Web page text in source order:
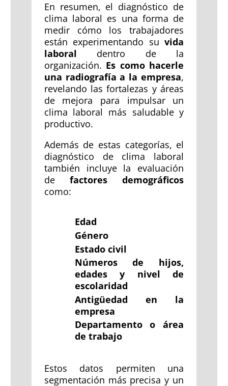
En resumen, el diagnóstico de
clima laboral es una forma de
medir cómo los trabajadores
están experimentando suvida
laboral dentro de la
organización. Es como hacerle
una radiografía a la empresa,
revelando las fortalezas y áreas
de mejora para impulsar un
clima laboral más saludable y
productivo.
Además de estas categorías, el
diagnóstico de clima laboral
también incluye la evaluación
de factores demográficos
como:
Edad
Género
Estado civil
Números de hijos,
edades y nivel de
escolaridad
Antigüedad en la
empresa
Departamento o área
de trabajo
Estos datos permiten una
segmentación más precisa y un